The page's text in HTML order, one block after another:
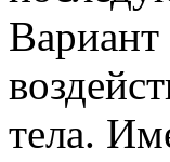
тела.